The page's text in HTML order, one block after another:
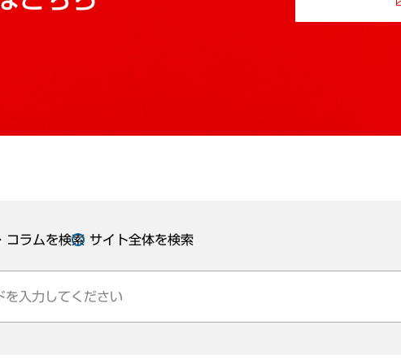
コラムを検索 サイト全体を検索